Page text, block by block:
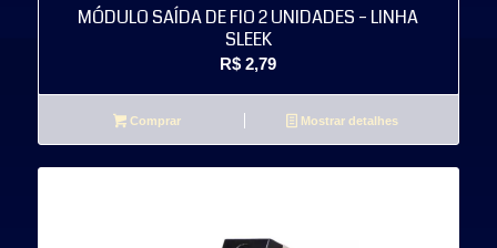
MÓDULO SAÍDA DE FIO 2 UNIDADES – LINHA
SLEEK
R$ 2,79
Comprar Mostrar detalhes